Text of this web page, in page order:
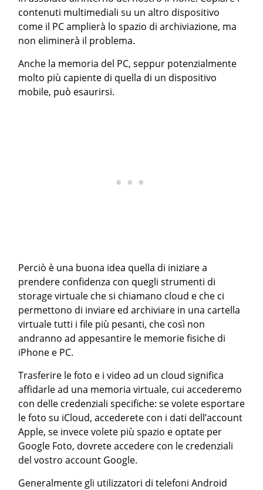
contenuti multimediali su un altro dispositivo
come il PC amplierà lo spazio di archiviazione, ma
non eliminerà il problema.
Anche la memoria del PC, seppur potenzialmente
molto più capiente di quella di un dispositivo
mobile, può esaurirsi.
Perciò è una buona idea quella di iniziare a
prendere confidenza con quegli strumenti di
storage virtuale che si chiamano cloud e che ci
permettono di inviare ed archiviare in una cartella
virtuale tutti i file più pesanti, che così non
andranno ad appesantire le memorie fisiche di
iPhone e PC.
Trasferire le foto e i video ad un cloud significa
affidarle ad una memoria virtuale, cui accederemo
con delle credenziali specifiche: se volete esportare
le foto su iCloud, accederete con i dati dell’account
Apple, se invece volete più spazio e optate per
Google Foto, dovrete accedere con le credenziali
del vostro account Google.
Generalmente gli utilizzatori di telefoni Android